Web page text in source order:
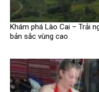
Khám phá Lào Cai – Trải
bản sắc vùng cao